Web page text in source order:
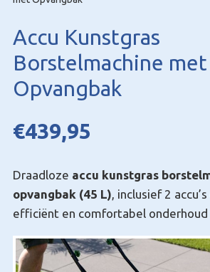
Accu Kunstgras
Borstelmachine met
Opvangbak
€439,95
Draadloze accu kunstgras
opvangbak (45 L), inclusief 2
efficiënt en comfortabel onderhoud